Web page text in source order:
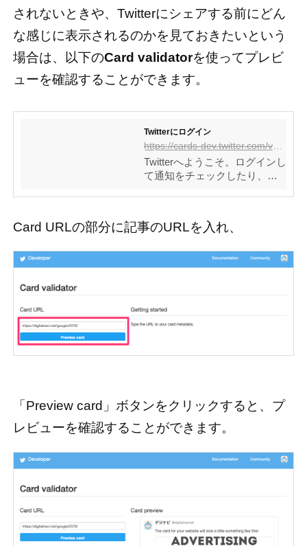
されないときや、Twitterにシェアする前にどん
な感じに表示されるのかを見ておきたいという
場合は、以下のCard validatorを使ってプレビ
ューを確認することができます。
Twitterにログイン
https://cards-dev.twitter.com/validator
Twitterへようこそ。ログインし
て通知をチェックしたり、会
Card URLの部分に記事のURLを入れ、
「Preview card」ボタンをクリックすると、プ
レビューを確認することができます。